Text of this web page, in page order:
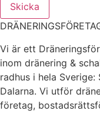
Skicka
Vi är ett
inom dränering &
radhus i hela
Dalarna. Vi utför
företag,